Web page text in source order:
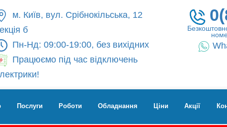
м. Київ, вул. Срібнокільська, 12
б
Пн-Нд: 09:00-19:00, без вихідних
Працюємо під час відключень
Послуги Роботи Обладнання Ціни Акції